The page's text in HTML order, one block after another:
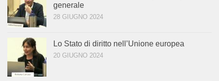
generale
28 GIUGNO 2024
Lo Stato di diritto nell’Unione europea
20 GIUGNO 2024